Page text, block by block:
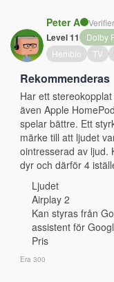
Peter A
Level 11
Dolby
Hembio
TV
Rekommenderas
Har ett
även Apple
spelar bättre. Ett
märke till att ljudet
ointresserad av ljud.
dyr och därför 4
Ljudet
Airplay 2
Kan styras från
assistent för
Pris
Era 300